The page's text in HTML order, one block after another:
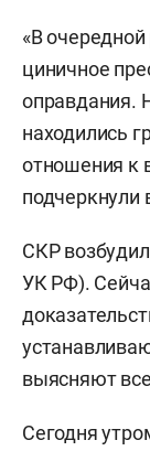
«В
циничное
оправдания.
находились
отношения к
подчеркнули
СКР
УК РФ).
выясняют
Сегодня